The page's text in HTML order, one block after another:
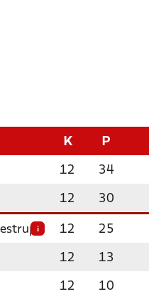
K P
12 34
12 30
i 12 25
12 13
12 10